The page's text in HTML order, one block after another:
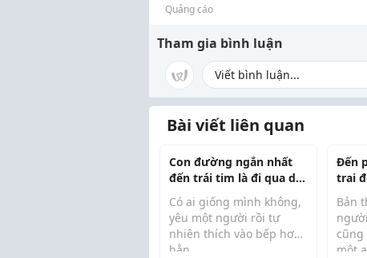
Quảng cáo
Tham gia bình luận
Bài viết liên quan
Con đường ngắn nhất
đến trái tim là đi qua dạ
dày
Có ai giống mình không,
yêu một người rồi tự
nhiên thích vào bếp hơn
hẳn.
Đến
trai
Bản
cũng
một